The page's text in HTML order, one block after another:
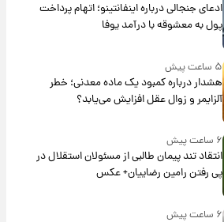
ادعای جنجالی درباره اینفانتینو؛ اتهام پرداخت
پول به معشوقه با درآمد یوفا
۵ ساعت پیش
هشدار درباره کمبود یک ماده معدنی؛ خطر
آلزایمر و زوال عقل افزایش می‌یابد؟
۶ ساعت پیش
انتقاد تند پیمان طالبی از مسئولان استقلال در
پی رفتن رامین رضاییان+ عکس
۶ ساعت پیش